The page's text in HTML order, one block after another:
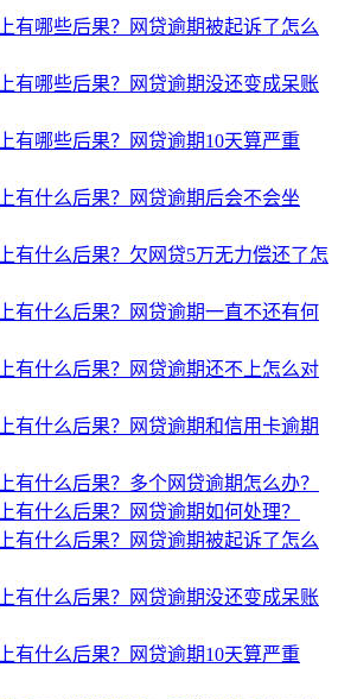
有哪些后果？网贷逾期被起诉了怎么
有哪些后果？网贷逾期没还变成呆账
有哪些后果？网贷逾期10天算严重
有什么后果？网贷逾期后会不会坐
有什么后果？欠网贷5万无力偿还了怎
有什么后果？网贷逾期一直不还有何
有什么后果？网贷逾期还不上怎么对
有什么后果？网贷逾期和信用卡逾期
有什么后果？多个网贷逾期怎么办？
有什么后果？网贷逾期如何处理？
有什么后果？网贷逾期被起诉了怎么
有什么后果？网贷逾期没还变成呆账
有什么后果？网贷逾期10天算严重